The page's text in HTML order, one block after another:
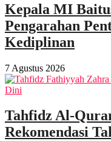
Kepala MI
Pengarahan
Kediplinan
7 Agustus 2026
Tahfidz Al-
Rekomendasi